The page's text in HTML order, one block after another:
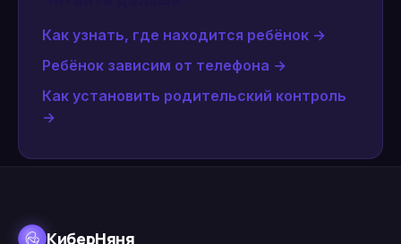
Как узнать, где находится ребёнок →
Ребёнок зависим от телефона →
Как установить родительский контроль
→
КиберНяня